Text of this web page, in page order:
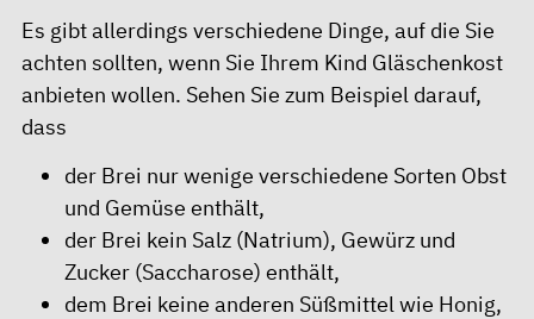
Es gibt allerdings verschiedene Dinge, auf die Sie
achten sollten, wenn Sie Ihrem Kind Gläschenkost
anbieten wollen. Sehen Sie zum Beispiel darauf,
dass
der Brei nur wenige verschiedene Sorten Obst
und Gemüse enthält,
der Brei kein Salz (Natrium), Gewürz und
Zucker (Saccharose) enthält,
dem Brei keine anderen Süßmittel wie Honig,